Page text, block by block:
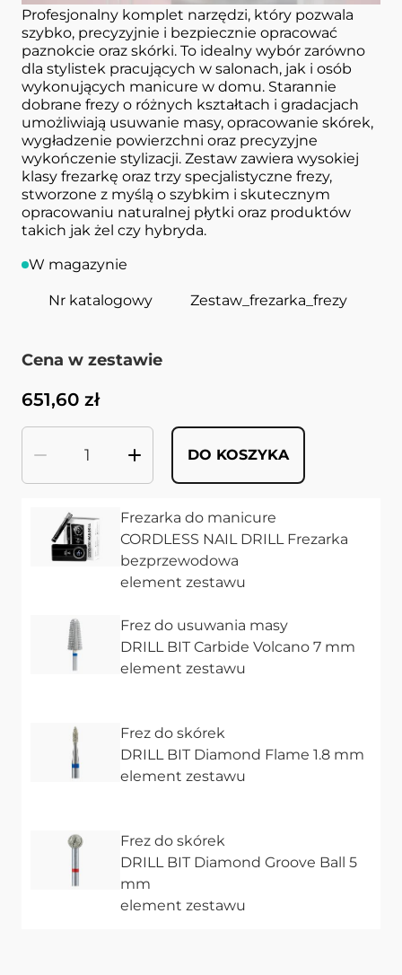
Profesjonalny komplet narzędzi, który pozwala
szybko, precyzyjnie i bezpiecznie opracować
paznokcie oraz skórki. To idealny wybór zarówno
dla stylistek pracujących w salonach, jak i osób
wykonujących manicure w domu. Starannie
dobrane frezy o różnych kształtach i gradacjach
umożliwiają usuwanie masy, opracowanie skórek,
wygładzenie powierzchni oraz precyzyjne
wykończenie stylizacji. Zestaw zawiera wysokiej
klasy frezarkę oraz trzy specjalistyczne frezy,
stworzone z myślą o szybkim i skutecznym
opracowaniu naturalnej płytki oraz produktów
takich jak żel czy hybryda.
W magazynie
Nr katalogowy Zestaw_frezarka_frezy
Cena w zestawie
Ostateczna cena produktu
651,60 zł
DO KOSZYKA
Frezarka do manicure
CORDLESS NAIL DRILL Frezarka
bezprzewodowa
element zestawu
Frez do usuwania masy
DRILL BIT Carbide Volcano 7 mm
element zestawu
Frez do skórek
DRILL BIT Diamond Flame 1.8 mm
element zestawu
Frez do skórek
DRILL BIT Diamond Groove Ball 5
mm
element zestawu